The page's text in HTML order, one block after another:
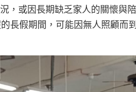
，或因長期缺乏家人的關懷與
長假期間，可能因無人照顧而